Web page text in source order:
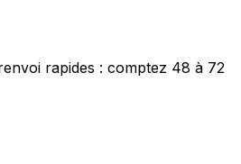
rapides : comptez 48 à 72